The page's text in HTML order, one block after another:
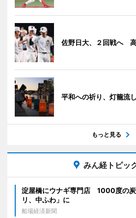
佐野日大、２回戦へ
平和への祈り、灯籠流
もっと見る
みん経トピッ
淀屋橋にウナギ専門店 1000度の炭
リ、中ふわ」に
船場経済新聞